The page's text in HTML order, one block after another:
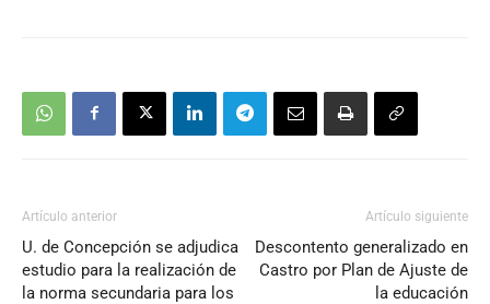
Artículo anterior
U. de Concepción se adjudica
estudio para la realización de
la norma secundaria para los
Artículo siguiente
Descontento generalizado en
Castro por Plan de Ajuste de
la educación